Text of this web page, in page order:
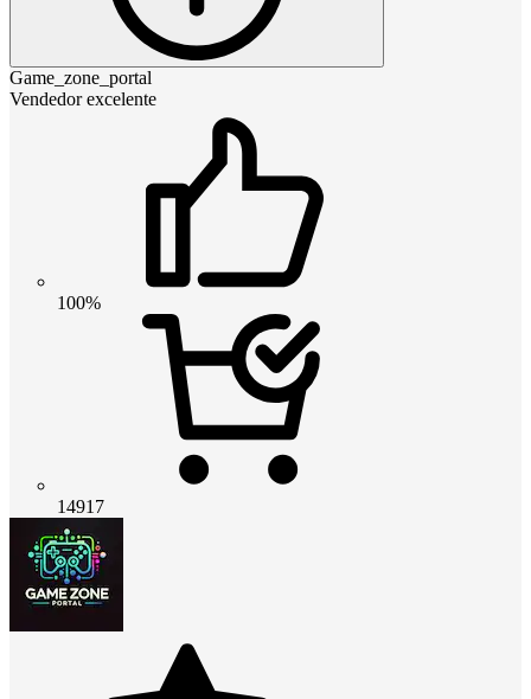
Game_zone_portal
Vendedor excelente
100%
14917